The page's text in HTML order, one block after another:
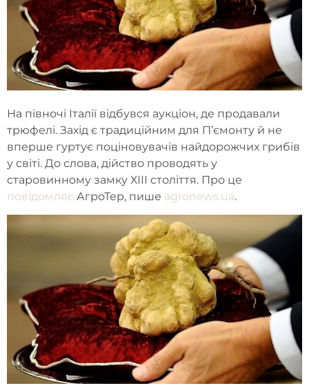
На півночі Італії відбувся аукціон, де продавали
трюфелі. Захід є традиційним для П’ємонту й не
вперше гуртує поціновувачів найдорожчих грибів
у світі. До слова, дійство проводять у
старовинному замку ХІІІ століття. Про це
повідомляє АгроТер, пише agronews.ua.